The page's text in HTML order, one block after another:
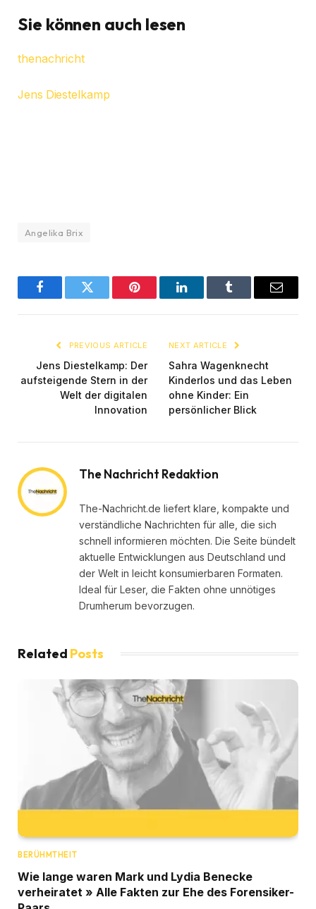
Sie können auch lesen
thenachricht
Jens Diestelkamp
Angelika Brix
FacebookTwitter Pinterest LinkedInTumblr Email
PREVIOUS ARTICLE
Jens Diestelkamp: Der
aufsteigende Stern in der
Welt der digitalen
Innovation
NEXT ARTICLE
Sahra Wagenknecht
Kinderlos und das Leben
ohne Kinder: Ein
persönlicher Blick
The Nachricht Redaktion
The-Nachricht.de liefert klare, kompakte und
verständliche Nachrichten für alle, die sich
schnell informieren möchten. Die Seite bündelt
aktuelle Entwicklungen aus Deutschland und
der Welt in leicht konsumierbaren Formaten.
Ideal für Leser, die Fakten ohne unnötiges
Drumherum bevorzugen.
Related Posts
BERÜHMTHEIT
Wie lange waren Mark und Lydia Benecke
verheiratet » Alle Fakten zur Ehe des Forensiker-